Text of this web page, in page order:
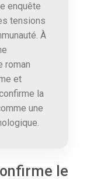
enquête
tensions
À
roman
et
la
une
le